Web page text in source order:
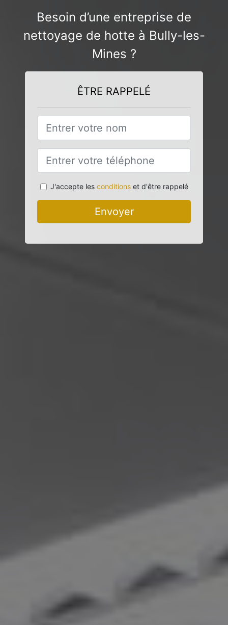
Besoin d’une entreprise de
nettoyage de hotte à Bully-les-
Mines ?
ÊTRE RAPPELÉ
J'accepte les conditionset d'être rappelé
Envoyer